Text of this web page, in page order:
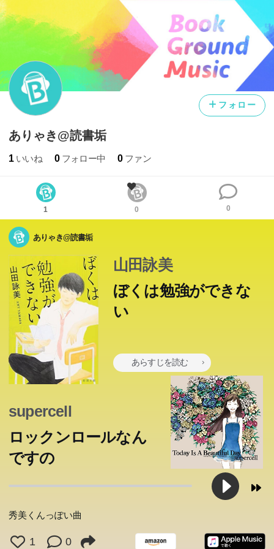
フォロー
ありゃき@読書垢
1 いいね 0 フォロー中 0 ファン
1 0 0
ありゃき@読書垢
山田詠美
ぼくは勉強ができな
い
あらすじを読む
「ぼくは思うのだ。どんなに成績が良くて、りっぱなこと
を言えるような人物でも、その人が変な顔で女にもてなか
ったらずい分と虚しいような気がする」―時田秀美は17
歳、サッカー好きの男子高校生。勉強はからっきしだが、
めっぽうモテる。発表から四半世紀、若者のバイブルであ
り続ける青春小説の金字塔。
supercell
ロックンロールなん
ですの
秀美くんっぽい曲
1 0